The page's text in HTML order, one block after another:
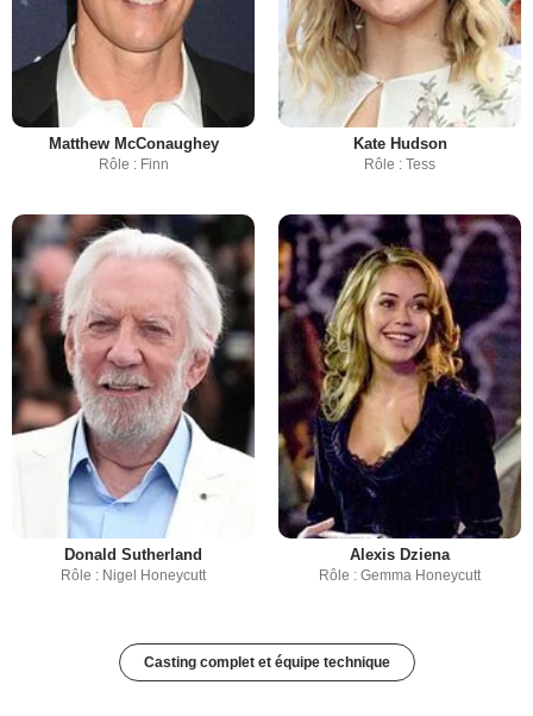
Matthew McConaughey
Rôle : Finn
Kate Hudson
Rôle : Tess
Donald Sutherland
Rôle : Nigel Honeycutt
Alexis Dziena
Rôle : Gemma Honeycutt
Casting complet et équipe technique